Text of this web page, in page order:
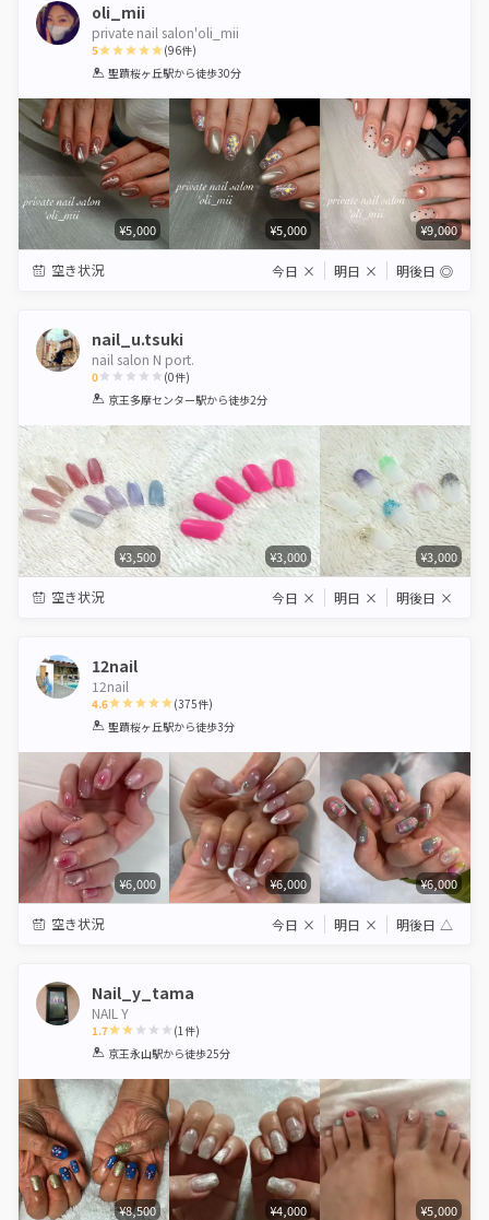
oli_mii
private nail salon'oli_mii
5
1 2 3 4 5
(96件)
聖蹟桜ヶ丘駅から徒歩30分
¥5,000 ¥5,000 ¥9,000
空き状況 今日 × 明日 × 明後日 ◎
nail_u.tsuki
nail salon N port.
0
1 2 3 4 5
(0件)
京王多摩センター駅から徒歩2分
¥3,500 ¥3,000 ¥3,000
空き状況 今日 × 明日 × 明後日 ×
12nail
12nail
4.6
1 2 3 4 5
(375件)
聖蹟桜ヶ丘駅から徒歩3分
¥6,000 ¥6,000 ¥6,000
空き状況 今日 × 明日 × 明後日 △
Nail_y_tama
NAIL Y
1.7
1 2 3 4 5
(1件)
京王永山駅から徒歩25分
¥8,500 ¥4,000 ¥5,000